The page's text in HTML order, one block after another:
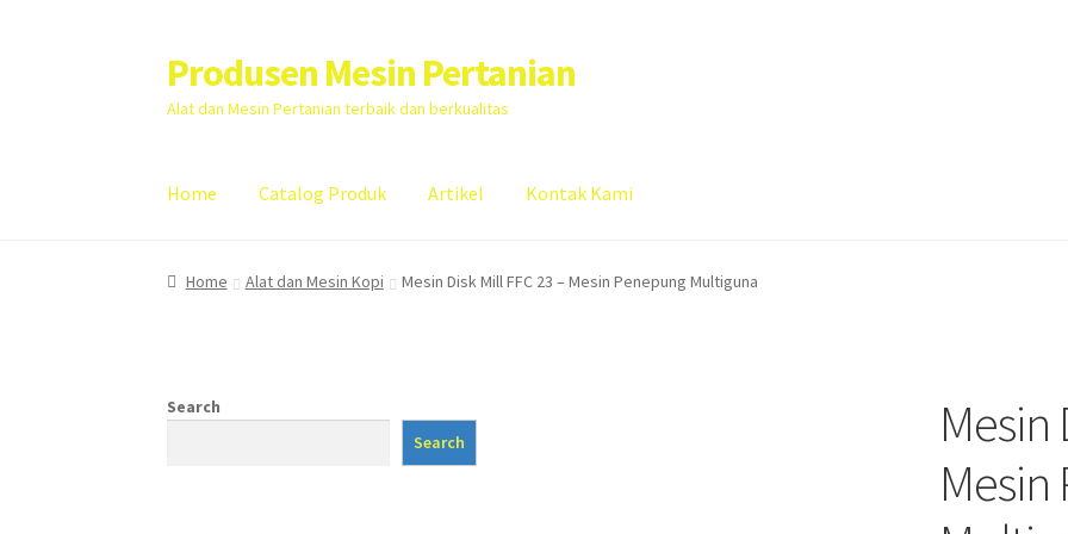
Skip
to
navigation
Skip
to
content
Produsen Mesin Pertanian
Alat dan Mesin Pertanian terbaik dan berkualitas
Home Catalog Produk Artikel Kontak Kami
Home Artikel Cart Checkout Kontak Kami My account Sample Page
Home Alat dan Mesin Kopi Mesin Disk Mill FFC 23 – Mesin Penepung Multiguna
Mesin
Search
Search